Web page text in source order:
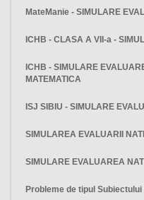
MateManie - SIMULARE
ICHB - CLASA A VII-a -
ICHB - SIMULARE
MATEMATICA
ISJ SIBIU - SIMULARE
SIMULAREA EVALUARII
SIMULARE EVALUAREA
Probleme de tipul